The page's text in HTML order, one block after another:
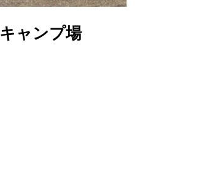
ャンプ場